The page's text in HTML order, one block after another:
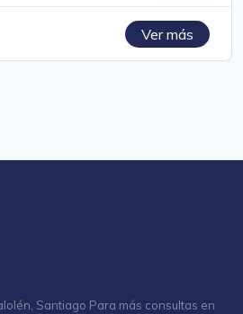
Ver más
Santiago Para más consultas en